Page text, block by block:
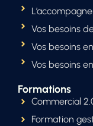
Vos besoins
Vos besoins
Vos besoins
Formations
Commercial
Formation